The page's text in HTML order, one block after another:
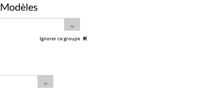
Modèles
Ignorer ce groupe